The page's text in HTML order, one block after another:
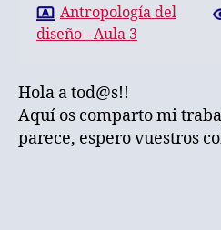
Antropología del
diseño - Aula 3
Hola a tod@s!!
Aquí os comparto mi
parece, espero vuestros